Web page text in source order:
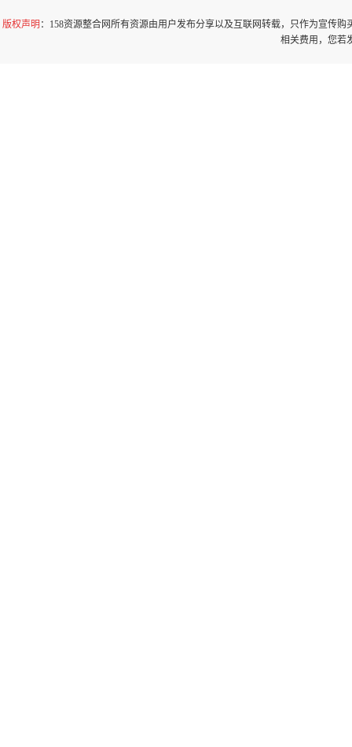
版权声明 ：158资源整合网所有资源由用户发布分享以及互联网转载，只作为宣传
相关费用，您若